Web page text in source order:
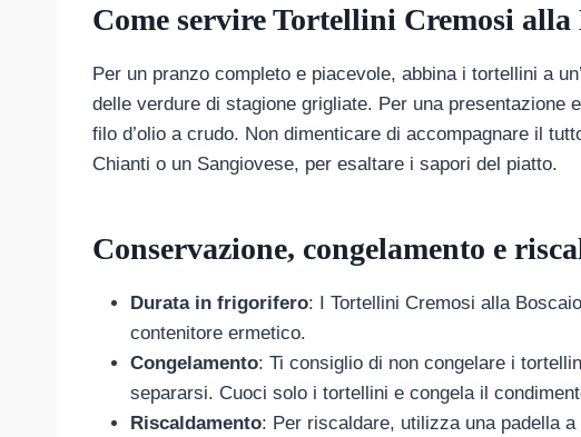
Come servire Tortellini Cremosi alla
Per un pranzo completo e piacevole, abbina i tortellini a
delle verdure di stagione grigliate. Per una presentazione
filo d’olio a crudo. Non dimenticare di accompagnare il
Chianti o un Sangiovese, per esaltare i sapori del piatto.
Conservazione, congelamento e
Durata in frigorifero: I Tortellini Cremosi alla
contenitore ermetico.
Congelamento: Ti consiglio di non congelare i
separarsi. Cuoci solo i tortellini e congela il
Riscaldamento: Per riscaldare, utilizza una padella